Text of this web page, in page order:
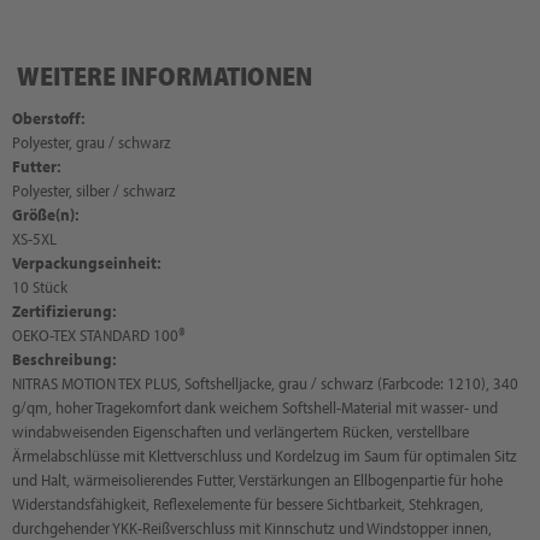
WEITERE INFORMATIONEN
Oberstoff:
Polyester, grau / schwarz
Futter:
Polyester, silber / schwarz
Größe(n):
XS-5XL
Verpackungseinheit:
10 Stück
Zertifizierung:
OEKO-TEX STANDARD 100®
Beschreibung:
NITRAS MOTION TEX PLUS, Softshelljacke, grau / schwarz (Farbcode: 1210), 340
g/qm, hoher Tragekomfort dank weichem Softshell-Material mit wasser- und
windabweisenden Eigenschaften und verlängertem Rücken, verstellbare
Ärmelabschlüsse mit Klettverschluss und Kordelzug im Saum für optimalen Sitz
und Halt, wärmeisolierendes Futter, Verstärkungen an Ellbogenpartie für hohe
Widerstandsfähigkeit, Reflexelemente für bessere Sichtbarkeit, Stehkragen,
durchgehender YKK-Reißverschluss mit Kinnschutz und Windstopper innen,